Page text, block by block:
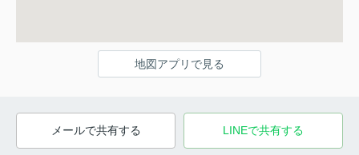
地図アプリで見る
メールで共有する LINEで共有する